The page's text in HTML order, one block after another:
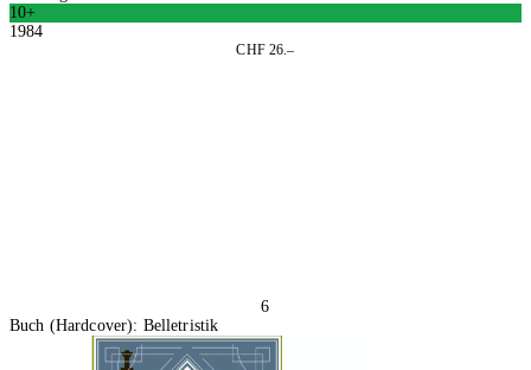
10+
1984
CHF 26.–
6
Buch (Hardcover): Belletristik